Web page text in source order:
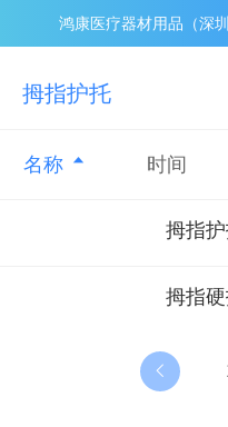
拇指护托
名称 时间
拇指
拇指